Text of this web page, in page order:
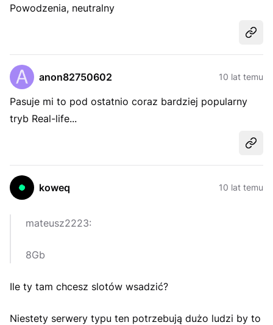
Powodzenia, neutralny
anon82750602 10 lat temu
Pasuje mi to pod ostatnio coraz bardziej popularny
tryb Real-life...
koweq 10 lat temu
mateusz2223:
8Gb
Ile ty tam chcesz slotów wsadzić?
Niestety serwery typu ten potrzebują dużo ludzi by to